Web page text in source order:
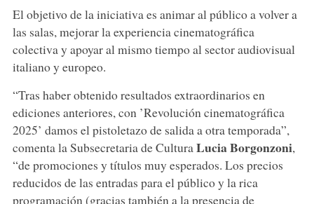
El objetivo de la iniciativa es animar al público a volver a
las salas, mejorar la experiencia cinematográfica
colectiva y apoyar al mismo tiempo al sector audiovisual
italiano y europeo.
“Tras haber obtenido resultados extraordinarios en
ediciones anteriores, con ’Revolución cinematográfica
2025’ damos el pistoletazo de salida a otra temporada”,
comenta la Subsecretaria de Cultura Lucia Borgonzoni,
“de promociones y títulos muy esperados. Los precios
reducidos de las entradas para el público y la rica
programación (gracias también a la presencia de